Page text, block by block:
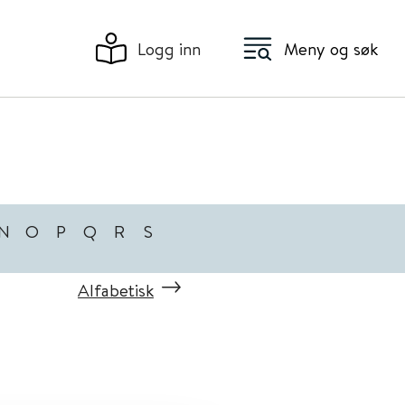
Logg inn Meny og søk
O P Q R S
Alfabetisk